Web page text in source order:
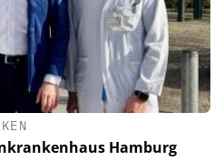
Hamburg